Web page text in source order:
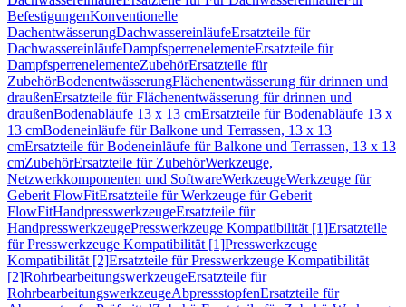
BefestigungenKonventionelle
DachentwässerungDachwassereinläufeErsatzteile für
DachwassereinläufeDampfsperrenelementeErsatzteile für
DampfsperrenelementeZubehörErsatzteile für
ZubehörBodenentwässerungFlächenentwässerung für drinnen und
draußenErsatzteile für Flächenentwässerung für drinnen und
draußenBodenabläufe 13 x 13 cmErsatzteile für Bodenabläufe 13 x
13 cmBodeneinläufe für Balkone und Terrassen, 13 x 13
cmErsatzteile für Bodeneinläufe für Balkone und Terrassen, 13 x 13
cmZubehörErsatzteile für ZubehörWerkzeuge,
Netzwerkkomponenten und SoftwareWerkzeugeWerkzeuge für
Geberit FlowFitErsatzteile für Werkzeuge für Geberit
FlowFitHandpresswerkzeugeErsatzteile für
HandpresswerkzeugePresswerkzeuge Kompatibilität [1]Ersatzteile
für Presswerkzeuge Kompatibilität [1]Presswerkzeuge
Kompatibilität [2]Ersatzteile für Presswerkzeuge Kompatibilität
[2]RohrbearbeitungswerkzeugeErsatzteile für
RohrbearbeitungswerkzeugeAbpressstopfenErsatzteile für